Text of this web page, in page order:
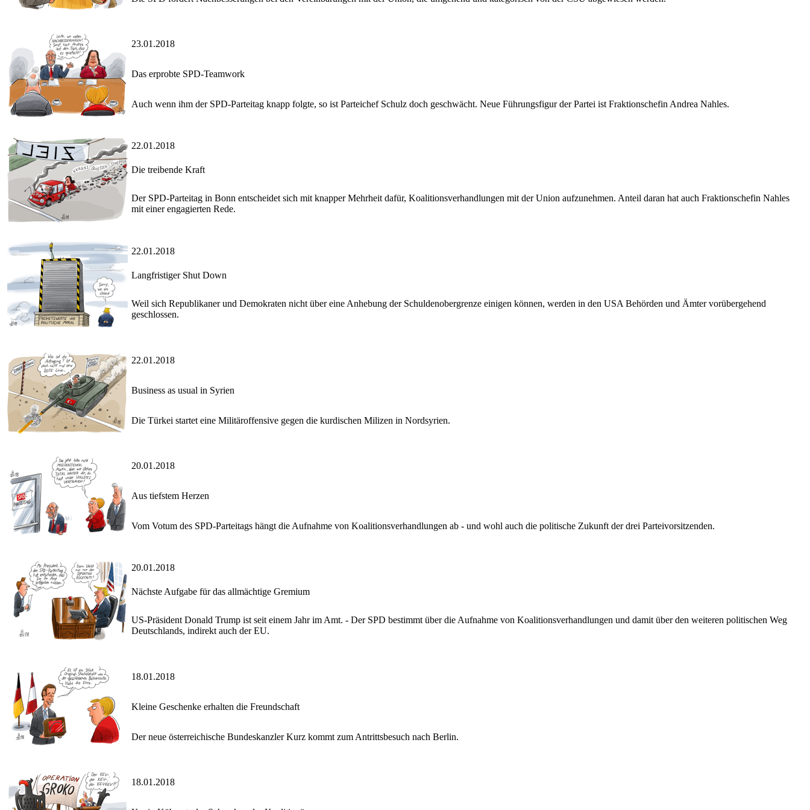
23.01.2018
Das erprobte SPD-Teamwork
Auch wenn ihm der SPD-Parteitag knapp folgte, so ist Parteichef Schulz doch geschwächt. Neue Führungsfigur der Partei ist Fraktionschefin Andrea Nahles.
22.01.2018
Die treibende Kraft
Der SPD-Parteitag in Bonn entscheidet sich mit knapper Mehrheit dafür, Koalitionsverhandlungen mit der Union aufzunehmen. Anteil daran hat auch Fraktionschefin Nahles
mit einer engagierten Rede.
22.01.2018
Langfristiger Shut Down
Weil sich Republikaner und Demokraten nicht über eine Anhebung der Schuldenobergrenze einigen können, werden in den USA Behörden und Ämter vorübergehend
geschlossen.
22.01.2018
Business as usual in Syrien
Die Türkei startet eine Militäroffensive gegen die kurdischen Milizen in Nordsyrien.
20.01.2018
Aus tiefstem Herzen
Vom Votum des SPD-Parteitags hängt die Aufnahme von Koalitionsverhandlungen ab - und wohl auch die politische Zukunft der drei Parteivorsitzenden.
20.01.2018
Nächste Aufgabe für das allmächtige Gremium
US-Präsident Donald Trump ist seit einem Jahr im Amt. - Der SPD bestimmt über die Aufnahme von Koalitionsverhandlungen und damit über den weiteren politischen Weg
Deutschlands, indirekt auch der EU.
18.01.2018
Kleine Geschenke erhalten die Freundschaft
Der neue österreichische Bundeskanzler Kurz kommt zum Antrittsbesuch nach Berlin.
18.01.2018